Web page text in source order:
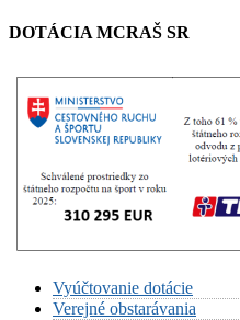
DOTÁCIA MCRAŠ SR
Vyúčtovanie dotácie
Verejné obstarávania